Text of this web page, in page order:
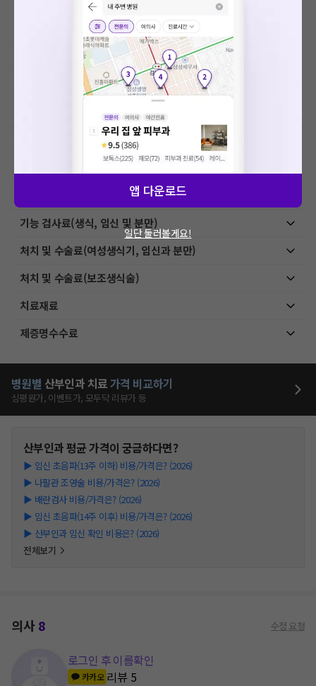
초음파 검사료(진단초음파)
초음파 검사료(유도 초음파)
내시경, 천자 및 생검료
기능 검사료(생식, 임신 및 분만)
처치 및 수술료(여성생식기, 임신과 분만)
처치 및 수술료(보조생식술)
치료재료
제증명수수료
병원별 산부인과 치료가격 비교하기
심평원가, 이벤트가, 모두닥 리뷰가 등
산부인과평균 가격이 궁금하다면?
▶ 임신 초음파(13주 이하) 비용/가격은? (2026)
▶ 나팔관 조영술 비용/가격은? (2026)
▶ 배란검사 비용/가격은? (2026)
▶ 임신 초음파(14주 이후) 비용/가격은? (2026)
▶ 산부인과 임신 확인 비용은? (2026)
전체보기
의사8 수정 요청
로그인 후 이름확인
카카오 리뷰 5
앱 다운로드
일단 둘러볼게요!